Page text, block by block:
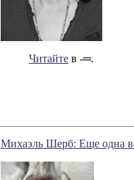
Читайте в -═.
Михаэль Шерб: Еще одна